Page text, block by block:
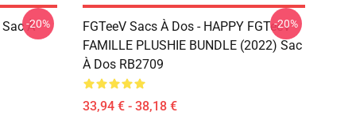
Sac À-20%
FGTeeV Sacs À Dos - HAPPY FGTeeV -
FAMILLE PLUSHIE BUNDLE (2022) Sac
À Dos RB2709
33,94 € - 38,18 €
-20%